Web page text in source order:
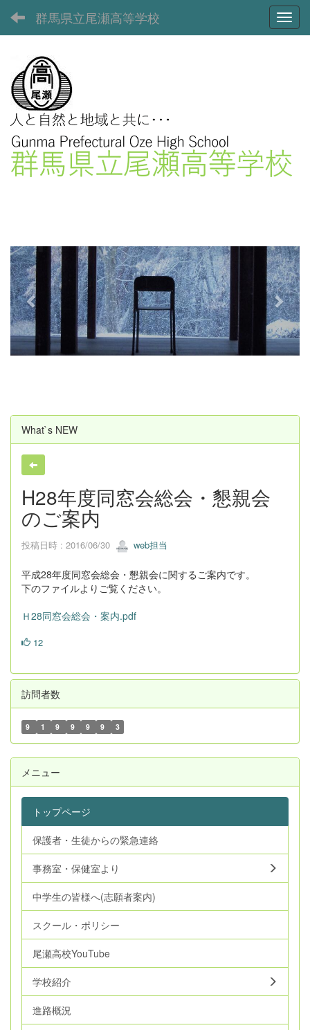
群馬県立尾瀬高等学校
e
v
i
o
u
s
x
t
What`s NEW
H28年度同窓会総会・懇親会
のご案内
投稿日時 : 2016/06/30 web担当
平成28年度同窓会総会・懇親会に関するご案内です。
下のファイルよりご覧ください。
Ｈ28同窓会総会・案内.pdf
12
訪問者数
9 1 9 9 9 9 3
メニュー
トップページ
保護者・生徒からの緊急連絡
事務室・保健室より
中学生の皆様へ(志願者案内)
スクール・ポリシー
尾瀬高校YouTube
学校紹介
進路概況